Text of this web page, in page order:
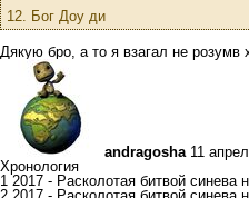
12. Бог Доу ди
Дякую бро, а то я взагал не розумв
andragosha 11
Хронология
1 2017 - Расколотая битвой синева